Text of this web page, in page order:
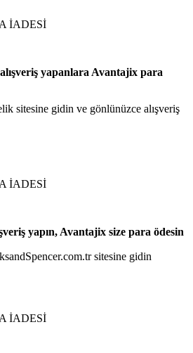
İADESİ
yapanlara Avantajix para
sitesine gidin ve gönlünüzce alışveriş
İADESİ
yapın, Avantajix size para ödesin
sitesine gidin
İADESİ